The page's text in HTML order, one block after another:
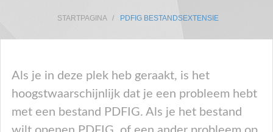
STARTPAGINA PDFIG BESTANDSEXTENSIE
Als je in deze plek heb geraakt, is het
hoogstwaarschijnlijk dat je een probleem hebt
met een bestand PDFIG. Als je het bestand